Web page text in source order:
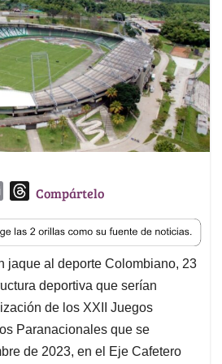
a
i
l
T
r
e
a
d
s
Compártelo
jaque al deporte Colombiano, 23
deportiva que serían
de los XXII Juegos
Paranacionales que se
de 2023, en el Eje Cafetero